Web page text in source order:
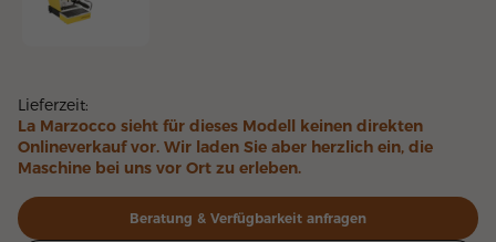
Lieferzeit:
La Marzocco sieht für dieses Modell keinen direkten
Onlineverkauf vor. Wir laden Sie aber herzlich ein, die
Maschine bei uns vor Ort zu erleben.
Beratung & Verfügbarkeit anfragen